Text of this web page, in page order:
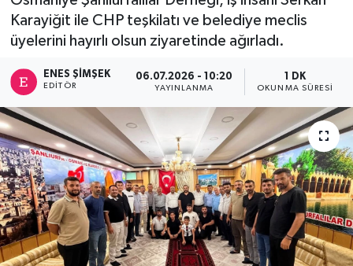
Karayiğit ile CHP teşkilatı ve belediye meclis
üyelerini hayırlı olsun ziyaretinde ağırladı.
ENES ŞIMŞEK
EDITÖR
06.07.2026 - 10:20
YAYINLANMA
1 DK
OKUNMA SÜRESI